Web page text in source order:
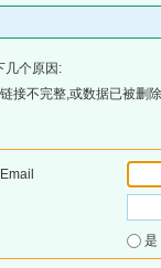
几个原因:
接不完整,或数据已被删
Email